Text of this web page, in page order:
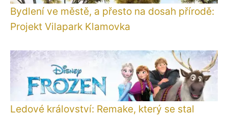
Bydlení ve městě, a přesto na dosah přírodě:
Projekt Vilapark Klamovka
Ledové království: Remake, který se stal